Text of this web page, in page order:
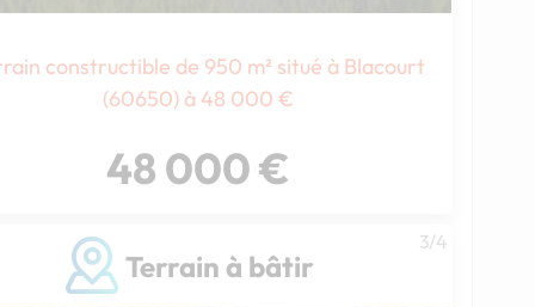
Chargement...
constructible de 950 m² situé à Blacourt
(60650) à 48 000 €
48 000 €
Terrain à bâtir
3/4